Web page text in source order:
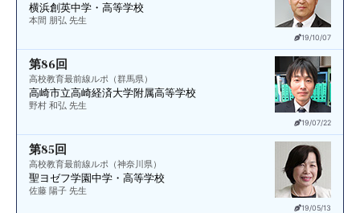
19/10/07
横浜創英中学・高等学校
本間 朋弘 先生
19/07/22
第86回
高校教育最前線ルポ（群馬県）
高崎市立高崎経済大学附属高等学校
野村 和弘 先生
19/05/13
第85回
高校教育最前線ルポ（神奈川県）
聖ヨゼフ学園中学・高等学校
佐藤 陽子 先生